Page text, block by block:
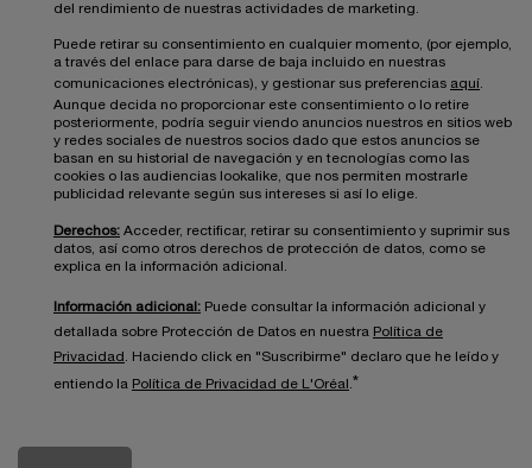
del rendimiento de nuestras actividades de marketing.
Puede retirar su consentimiento en cualquier momento, (por ejemplo,
a través del enlace para darse de baja incluido en nuestras
comunicaciones electrónicas), y gestionar sus preferencias aquí.
Aunque decida no proporcionar este consentimiento o lo retire
posteriormente, podría seguir viendo anuncios nuestros en sitios web
y redes sociales de nuestros socios dado que estos anuncios se
basan en su historial de navegación y en tecnologías como las
cookies o las audiencias lookalike, que nos permiten mostrarle
publicidad relevante según sus intereses si así lo elige.
Derechos: Acceder, rectificar, retirar su consentimiento y suprimir sus
datos, así como otros derechos de protección de datos, como se
explica en la información adicional.
Información adicional: Puede consultar la información adicional y
detallada sobre Protección de Datos en nuestra Política de
Privacidad . Haciendo click en "Suscribirme" declaro que he leído y
entiendo la Política de Privacidad de L'Oréal .*